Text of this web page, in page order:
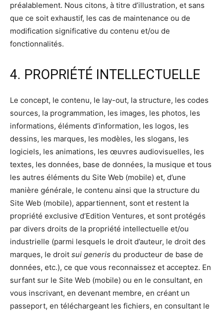
préalablement. Nous citons, à titre d’illustration, et sans
que ce soit exhaustif, les cas de maintenance ou de
modification significative du contenu et/ou de
fonctionnalités.
4. PROPRIÉTÉ INTELLECTUELLE
Le concept, le contenu, le lay-out, la structure, les codes
sources, la programmation, les images, les photos, les
informations, éléments d’information, les logos, les
dessins, les marques, les modèles, les slogans, les
logiciels, les animations, les œuvres audiovisuelles, les
textes, les données, base de données, la musique et tous
les autres éléments du Site Web (mobile) et, d’une
manière générale, le contenu ainsi que la structure du
Site Web (mobile), appartiennent, sont et restent la
propriété exclusive d’Edition Ventures, et sont protégés
par divers droits de la propriété intellectuelle et/ou
industrielle (parmi lesquels le droit d’auteur, le droit des
marques, le droit sui generis du producteur de base de
données, etc.), ce que vous reconnaissez et acceptez. En
surfant sur le Site Web (mobile) ou en le consultant, en
vous inscrivant, en devenant membre, en créant un
passeport, en téléchargeant les fichiers, en consultant le